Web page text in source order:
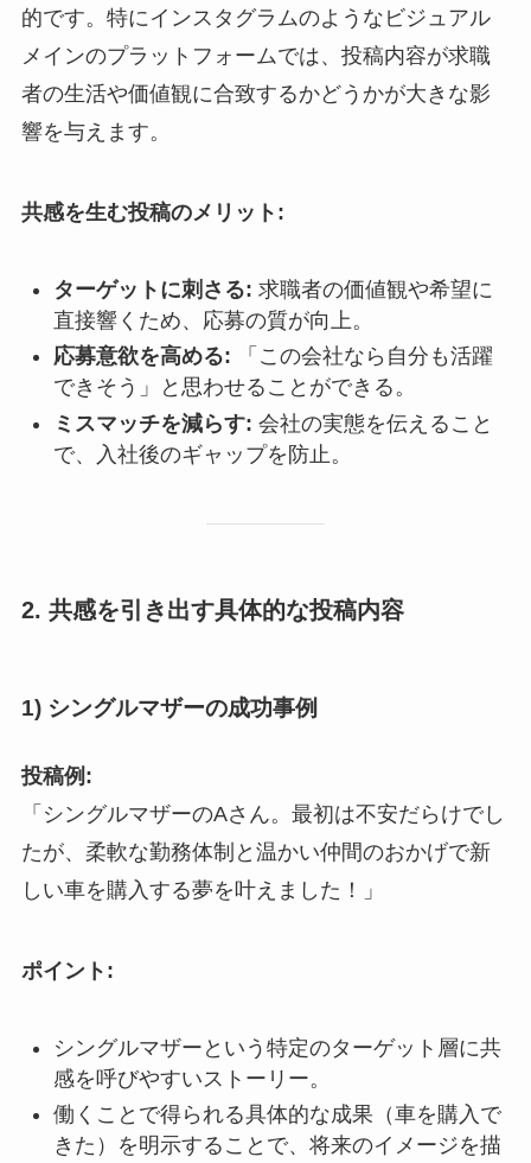
的です。特にインスタグラムのようなビジュアル
メインのプラットフォームでは、投稿内容が求職
者の生活や価値観に合致するかどうかが大きな影
響を与えます。
共感を生む投稿のメリット:
ターゲットに刺さる: 求職者の価値観や希望に
直接響くため、応募の質が向上。
応募意欲を高める: 「この会社なら自分も活躍
できそう」と思わせることができる。
ミスマッチを減らす: 会社の実態を伝えること
で、入社後のギャップを防止。
2. 共感を引き出す具体的な投稿内容
1) シングルマザーの成功事例
投稿例:
「シングルマザーのAさん。最初は不安だらけでし
たが、柔軟な勤務体制と温かい仲間のおかげで新
しい車を購入する夢を叶えました！」
ポイント:
シングルマザーという特定のターゲット層に共
感を呼びやすいストーリー。
働くことで得られる具体的な成果（車を購入で
きた）を明示することで、将来のイメージを描